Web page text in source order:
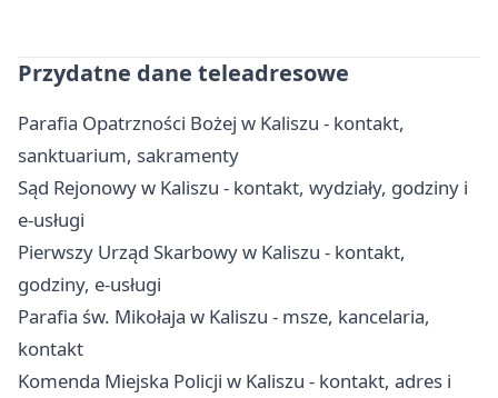
Przydatne dane teleadresowe
Parafia Opatrzności Bożej w Kaliszu - kontakt,
sanktuarium, sakramenty
Sąd Rejonowy w Kaliszu - kontakt, wydziały, godziny i
e-usługi
Pierwszy Urząd Skarbowy w Kaliszu - kontakt,
godziny, e-usługi
Parafia św. Mikołaja w Kaliszu - msze, kancelaria,
kontakt
Komenda Miejska Policji w Kaliszu - kontakt, adres i